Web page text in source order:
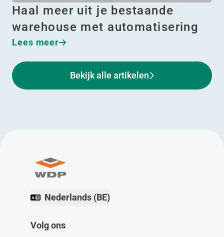
Haal meer uit je bestaande
warehouse met automatisering
Lees meer
Bekijk alle artikelen
Nederlands (BE)
Volg ons